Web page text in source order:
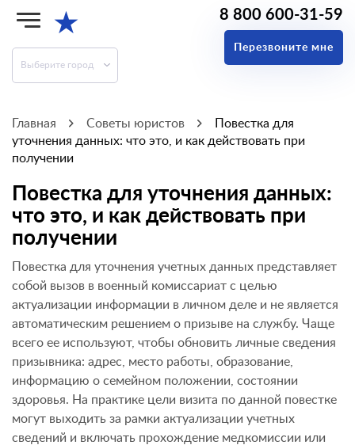
★
Выберите город
8 800 600-31-59
Перезвоните мне
Главная Советы юристов
Повестка для
уточнения данных: что это, и как действовать при
получении
Повестка для уточнения данных:
что это, и как действовать при
получении
Повестка для уточнения учетных данных представляет
собой вызов в военный комиссариат с целью
актуализации информации в личном деле и не является
автоматическим решением о призыве на службу. Чаще
всего ее используют, чтобы обновить личные сведения
призывника: адрес, место работы, образование,
информацию о семейном положении, состоянии
здоровья. На практике цели визита по данной повестке
могут выходить за рамки актуализации учетных
сведений и включать прохождение медкомиссии или